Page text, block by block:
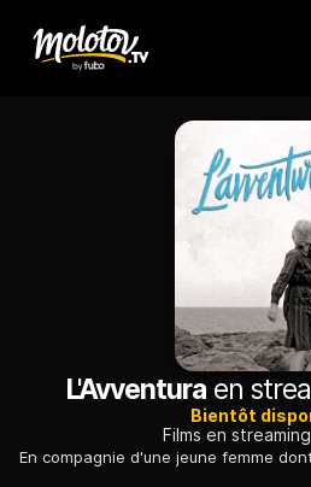
L'Avventura en
Bientôt
Films en streaming